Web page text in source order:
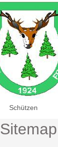
Schützen
Sitemap